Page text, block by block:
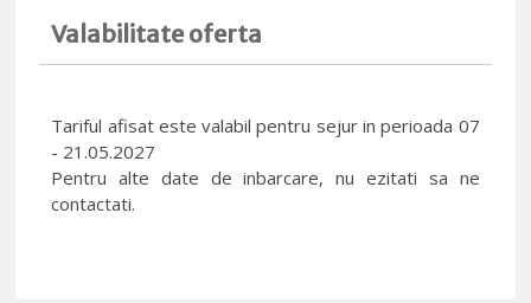
Valabilitate oferta
Tariful afisat este valabil pentru sejur in perioada 07
- 21.05.2027
Pentru alte date de inbarcare, nu ezitati sa ne
contactati.